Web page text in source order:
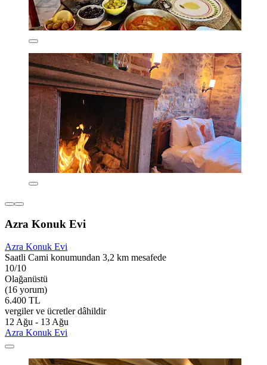
Azra Konuk Evi
Azra Konuk Evi
Saatli Cami konumundan 3,2 km mesafede
10/10
Olağanüstü
(16 yorum)
6.400 TL
vergiler ve ücretler dâhildir
12 Ağu - 13 Ağu
Azra Konuk Evi